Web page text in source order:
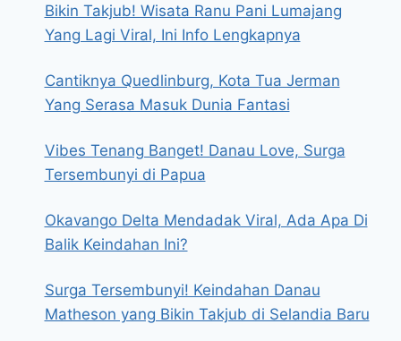
Bikin Takjub! Wisata Ranu Pani Lumajang
Yang Lagi Viral, Ini Info Lengkapnya
Cantiknya Quedlinburg, Kota Tua Jerman
Yang Serasa Masuk Dunia Fantasi
Vibes Tenang Banget! Danau Love, Surga
Tersembunyi di Papua
Okavango Delta Mendadak Viral, Ada Apa Di
Balik Keindahan Ini?
Surga Tersembunyi! Keindahan Danau
Matheson yang Bikin Takjub di Selandia Baru